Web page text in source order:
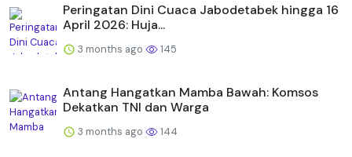
Peringatan Dini Cuaca Jabodetabek hingga 16
April 2026: Huja...
3 months ago 145
Antang Hangatkan Mamba Bawah: Komsos
Dekatkan TNI dan Warga
3 months ago 144